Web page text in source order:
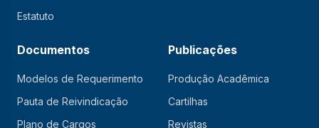
Estatuto
Documentos
Modelos de Requerimento
Pauta de Reivindicação
Plano de Cargos
Publicações
Produção Acadêmica
Cartilhas
Revistas